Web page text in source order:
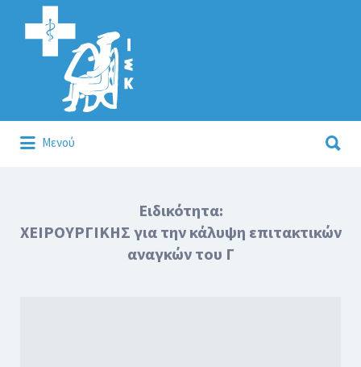
Αναζήτηση
για:
Μενού
για:
Ειδικότητα:
ΧΕΙΡΟΥΡΓΙΚΗΣ για την κάλυψη επιτακτικών
αναγκών του Γ